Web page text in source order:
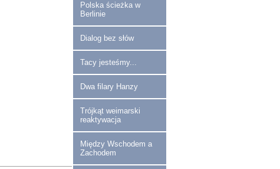
Polska ścieżka w
Berlinie
Dialog bez słów
Tacy jesteśmy...
Dwa filary Hanzy
Trójkąt weimarski
reaktywacja
Między Wschodem a
Zachodem